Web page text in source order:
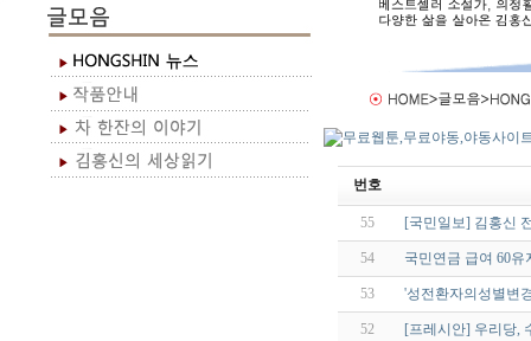
번호
55 [국민일보] 김홍신
54 국민연금 급여 60유
53 '성전환자의성별변
52 [프레시안] 우리당,